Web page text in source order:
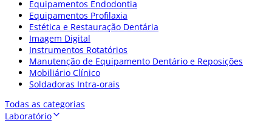
Equipamentos Endodontia
Equipamentos Profilaxia
Estética e Restauração Dentária
Imagem Digital
Instrumentos Rotatórios
Manutenção de Equipamento Dentário e Reposições
Mobiliário Clínico
Soldadoras Intra-orais
Todas as categorias
Laboratório